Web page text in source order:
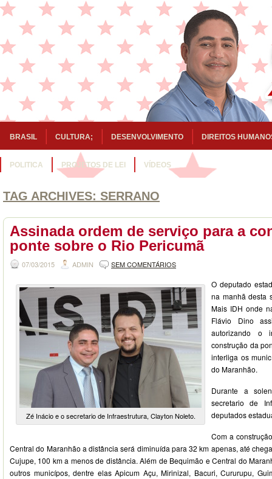
BRASIL CULTURA; DESENVOLVIMENTO DIREITOS
POLITICA PROJETOS DE LEI VÍDEOS
TAG ARCHIVES: SERRANO
Assinada ordem de serviço para a
ponte sobre o Rio Pericumã
07/03/2015 ADMIN SEM COMENTÁRIOS
Zé Inácio e o secretario de Infraestrutura, Clayton Noleto.
O deputado
na manhã desta
Mais IDH onde
Flávio Dino
autorizando o
construção da
interliga os
do Maranhão.
Durante a
secretario de
deputados
Com a
Central do Maranhão a distância será diminuída para 32 km apenas, até
Cujupe, 100 km a menos de distância. Além de Bequimão e Central do
outros municípos, dentre elas Apicum Açu, Mirinizal, Bacuri, Cururupu,